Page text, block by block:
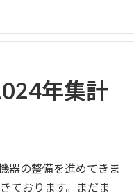
年集計
器の整備を進めてきま
ております。まだま